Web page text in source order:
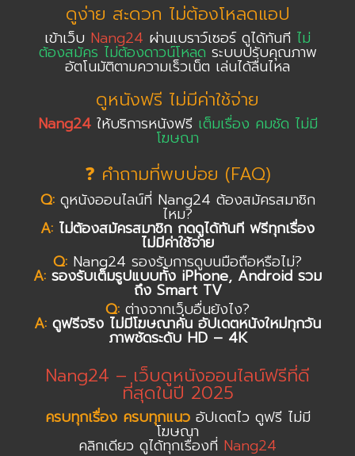
ดูง่าย สะดวก ไม่ต้องโหลดแอป
เข้าเว็บ Nang24 ผ่านเบราว์เซอร์ ดูได้ทันที ไม่
ต้องสมัคร ไม่ต้องดาวน์โหลด ระบบปรับคุณภาพ
อัตโนมัติตามความเร็วเน็ต เล่นได้ลื่นไหล
ดูหนังฟรี ไม่มีค่าใช้จ่าย
Nang24ให้บริการหนังฟรี เต็มเรื่อง คมชัด ไม่มี
โฆษณา
❓ คำถามที่พบบ่อย (FAQ)
Q:ดูหนังออนไลน์ที่ Nang24 ต้องสมัครสมาชิก
ไหม?
A: ไม่ต้องสมัครสมาชิก กดดูได้ทันที ฟรีทุกเรื่อง
ไม่มีค่าใช้จ่าย
Q: Nang24 รองรับการดูบนมือถือหรือไม่?
A: รองรับเต็มรูปแบบทั้ง iPhone, Android รวม
ถึง Smart TV
Q: ต่างจากเว็บอื่นยังไง?
A: ดูฟรีจริง ไม่มีโฆษณาคั่น อัปเดตหนังใหม่ทุกวัน
ภาพชัดระดับ HD – 4K
Nang24 – เว็บดูหนังออนไลน์ฟรีที่ดี
ที่สุดในปี 2025
ครบทุกเรื่อง ครบทุกแนวอัปเดตไว ดูฟรี ไม่มี
โฆษณา
คลิกเดียว ดูได้ทุกเรื่องที่ Nang24